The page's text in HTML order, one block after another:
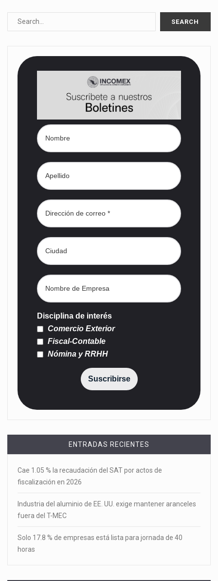
Disciplina de interés
Comercio Exterior
Fiscal-Contable
Nómina y RRHH
Suscribirse
ENTRADAS RECIENTES
Cae 1.05 % la recaudación del SAT por actos de
fiscalización en 2026
Industria del aluminio de EE. UU. exige mantener aranceles
fuera del T-MEC
Solo 17.8 % de empresas está lista para jornada de 40
horas